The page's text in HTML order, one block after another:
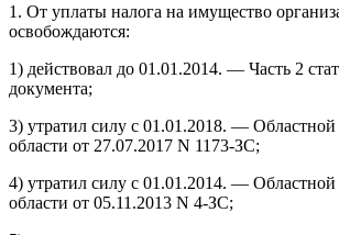
1. От уплаты налога на имущество
освобождаются:
1) действовал до 01.01.2014. — Часть 2
документа;
3) утратил силу с 01.01.2018. — Областной
области от 27.07.2017 N 1173-ЗС;
4) утратил силу с 01.01.2014. — Областной
области от 05.11.2013 N 4-ЗС;